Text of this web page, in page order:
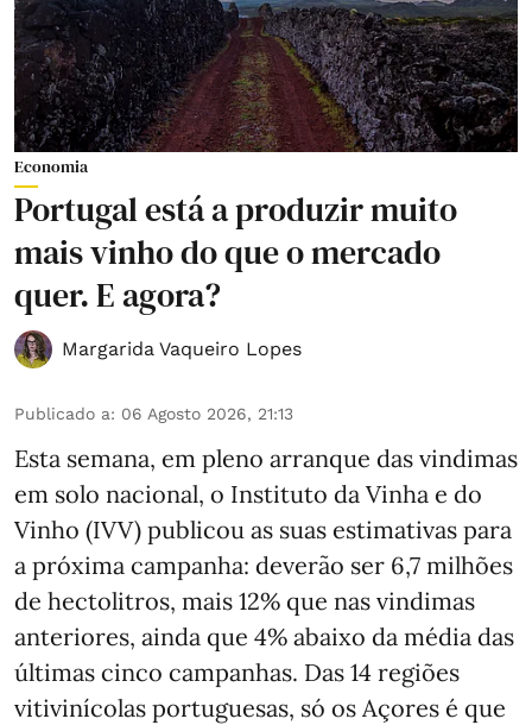
Economia
Portugal está a produzir muito
mais vinho do que o mercado
quer. E agora?
Margarida Vaqueiro Lopes
Publicado a: 06 Agosto 2026, 21:13
Esta semana, em pleno arranque das vindimas
em solo nacional, o Instituto da Vinha e do
Vinho (IVV) publicou as suas estimativas para
a próxima campanha: deverão ser 6,7 milhões
de hectolitros, mais 12% que nas vindimas
anteriores, ainda que 4% abaixo da média das
últimas cinco campanhas. Das 14 regiões
vitivinícolas portuguesas, só os Açores é que